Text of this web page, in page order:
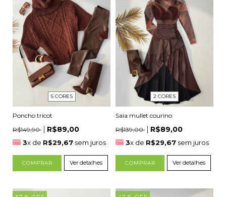
5 CORES
Poncho tricot
R$149,90
R$89,00
3x de R$29,67 sem juros
COMPRAR Ver detalhes
2 CORES
Saia mullet courino
R$139,00
R$89,00
3x de R$29,67 sem juros
COMPRAR Ver detalhes